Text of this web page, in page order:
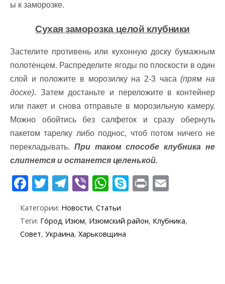
ы к заморозке.
Сухая заморозка целой клубники
Застелите противень или кухонную доску бумажным
полотенцем. Распределите ягоды по плоскости в один
слой и положите в морозилку на 2-3 часа(прям на
доске). Затем достаньте и переложите в контейнер
или пакет и снова отправьте в морозильную камеру.
Можно обойтись без салфеток и сразу обернуть
пакетом тарелку либо поднос, чтоб потом ничего не
перекладывать. При таком способе клубника не
слипнется и останется целенькой.
F
e
b
T
itt
er
T
e
gr
Vi
er
W
at
s
S
y
Pr
t ai
Категории: Новости, Статьи
Теги: Го́род Изюм, Изюмский район, Клубника,
Совет, Украина, Харьковщина